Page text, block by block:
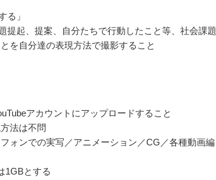
る」
提起、提案、自分たちで行動したこと等、社会課題
を自分達の表現方法で撮影すること
アカウントにアップロードすること
法は不問
ォンでの実写／アニメーション／CG／各種動画編
1GBとする